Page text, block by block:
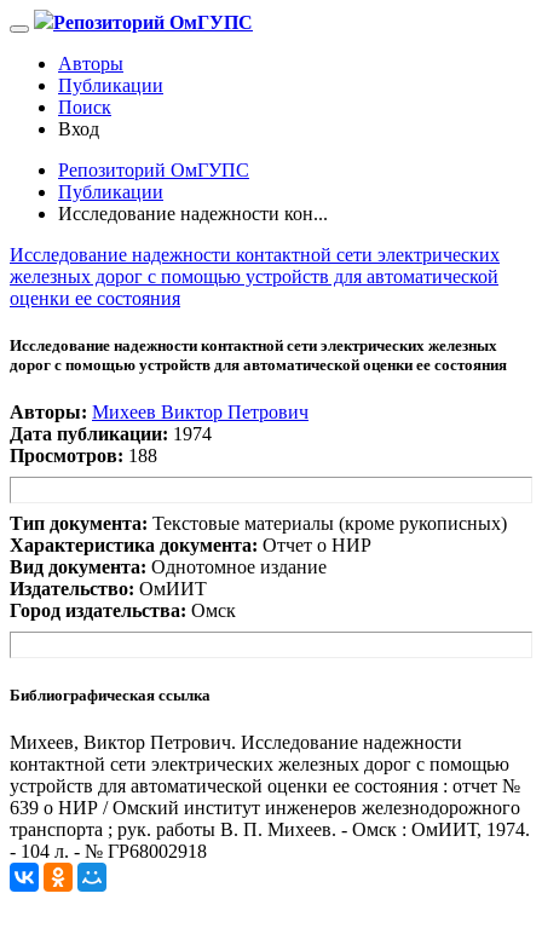
Репозиторий ОмГУПС
Авторы
Публикации
Поиск
Вход
Репозиторий ОмГУПС
Публикации
Исследование надежности кон...
Исследование надежности контактной сети электрических
железных дорог с помощью устройств для автоматической
оценки ее состояния
Исследование надежности контактной сети электрических железных
дорог с помощью устройств для автоматической оценки ее состояния
Авторы: Михеев Виктор Петрович
Дата публикации: 1974
Просмотров: 188
Тип документа: Текстовые материалы (кроме рукописных)
Характеристика документа: Отчет о НИР
Вид документа: Однотомное издание
Издательство: ОмИИТ
Город издательства: Омск
Библиографическая ссылка
Михеев, Виктор Петрович. Исследование надежности
контактной сети электрических железных дорог с помощью
устройств для автоматической оценки ее состояния : отчет №
639 о НИР / Омский институт инженеров железнодорожного
транспорта ; рук. работы В. П. Михеев. - Омск : ОмИИТ, 1974.
- 104 л. - № ГР68002918